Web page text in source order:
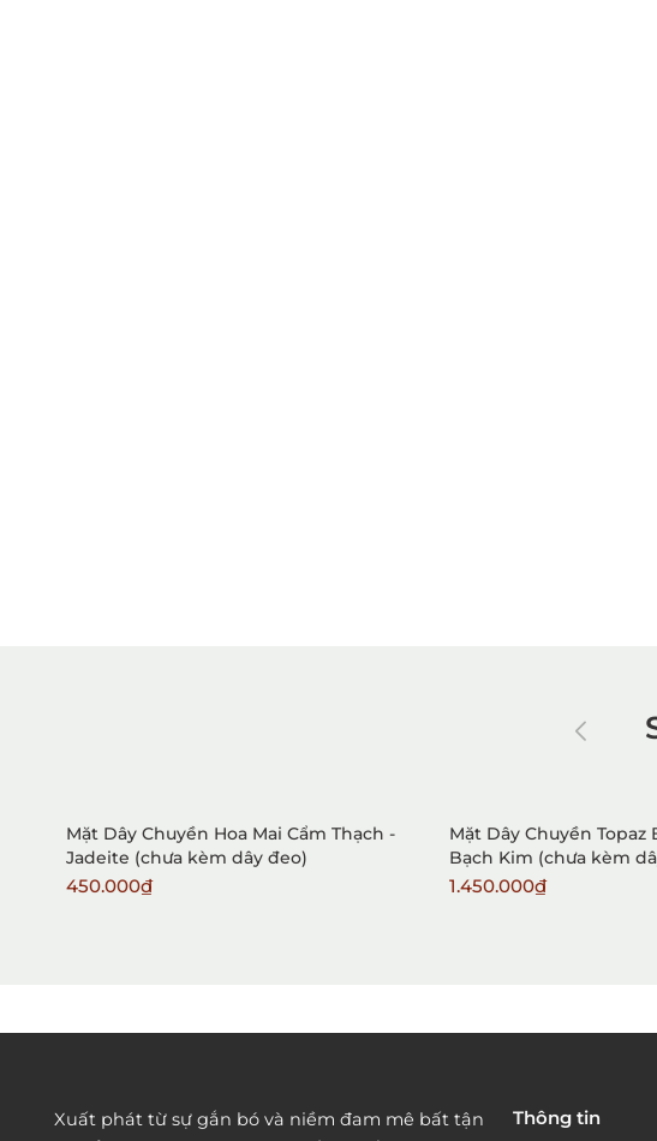
Mặt Dây Chuyền Hoa Mai Cẩm Thạch -
Jadeite (chưa kèm dây đeo)
450.000₫
Mặt Dây Chuyền Topaz
Bạch Kim (chưa kèm
1.450.000₫
Xuất phát từ sự gắn bó và niềm đam mê bất tận
Thông tin